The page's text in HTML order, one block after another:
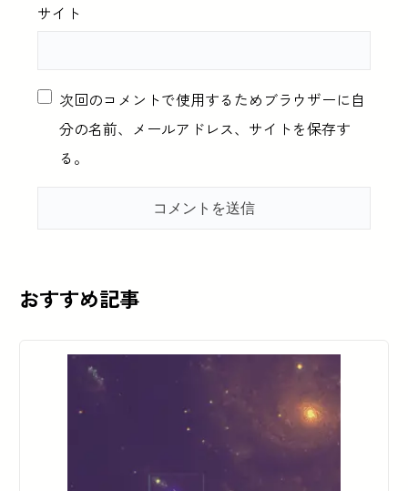
サイト
次回のコメントで使用するためブラウザーに自
分の名前、メールアドレス、サイトを保存す
る。
おすすめ記事